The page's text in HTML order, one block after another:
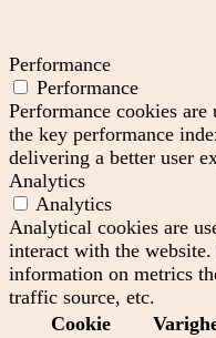
Performance
Performance
Performance cookies are
the key performance
delivering a better user
Analytics
Analytics
Analytical cookies are
interact with the
information on metrics
traffic source, etc.
Cookie